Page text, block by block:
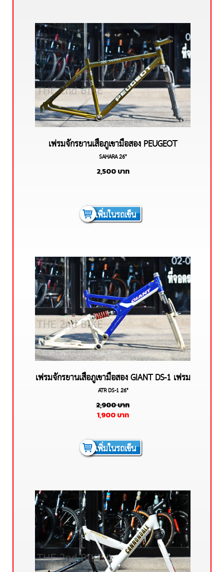
เฟรมจักรยานเสือภูเขามือสอง PEUGEOT
SAHARA เฟรมอลูมีเนียม
SAHARA 26"
2,500 บาท
เพิ่มในรถเข็น
เฟรมจักรยานเสือภูเขามือสอง GIANT DS-1 เฟรม
อลูมีเนียม ไซร์ 16.5 นิ้ว
ATR DS-1 26"
2,900บาท
1,900บาท
เพิ่มในรถเข็น